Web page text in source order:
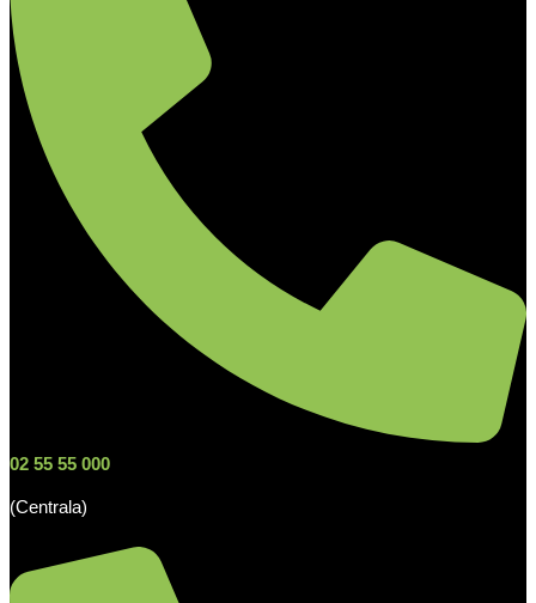
02 55 55 000
(Centrala)